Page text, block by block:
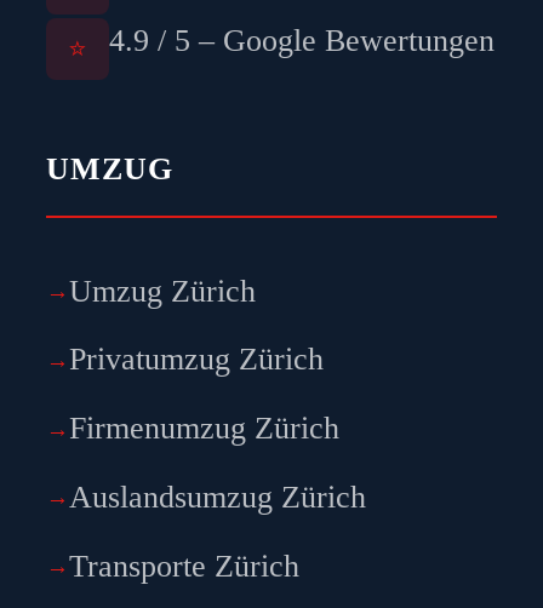
⭐ 4.9 / 5 – Google Bewertungen
UMZUG
Umzug Zürich
Privatumzug Zürich
Firmenumzug Zürich
Auslandsumzug Zürich
Transporte Zürich